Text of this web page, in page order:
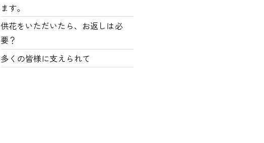
ます。
供花をいただいたら、お返しは必
要？
多くの皆様に支えられて